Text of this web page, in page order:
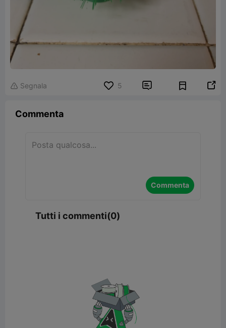
 Segnala 5  
Commenta
Commenta
Tutti i commenti(0)